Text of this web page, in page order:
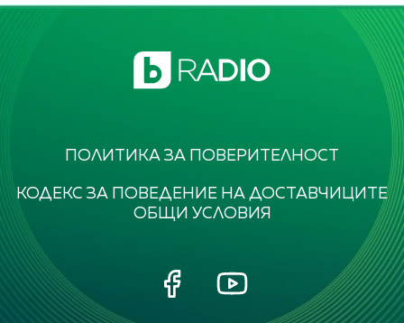
ПОЛИТИКА ЗА ПОВЕРИТЕЛНОСТ
КОДЕКС ЗА ПОВЕДЕНИЕ НА ДОСТАВЧИЦИТЕ
ОБЩИ УСЛОВИЯ